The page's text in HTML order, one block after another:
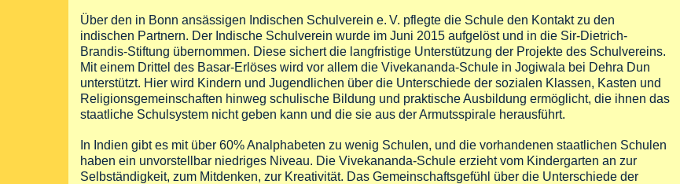
Über den in Bonn ansässigen Indischen Schulverein e. V. pflegte die Schule den Kontakt zu den
indischen Partnern. Der Indische Schulverein wurde im Juni 2015 aufgelöst und in die Sir-Dietrich-
Brandis-Stiftung übernommen. Diese sichert die langfristige Unterstützung der Projekte des Schulvereins.
Mit einem Drittel des Basar-Erlöses wird vor allem die Vivekananda-Schule in Jogiwala bei Dehra Dun
unterstützt. Hier wird Kindern und Jugendlichen über die Unterschiede der sozialen Klassen, Kasten und
Religionsgemeinschaften hinweg schulische Bildung und praktische Ausbildung ermöglicht, die ihnen das
staatliche Schulsystem nicht geben kann und die sie aus der Armutsspirale herausführt.
In Indien gibt es mit über 60% Analphabeten zu wenig Schulen, und die vorhandenen staatlichen Schulen
haben ein unvorstellbar niedriges Niveau. Die Vivekananda-Schule erzieht vom Kindergarten an zur
Selbständigkeit, zum Mitdenken, zur Kreativität. Das Gemeinschaftsgefühl über die Unterschiede der